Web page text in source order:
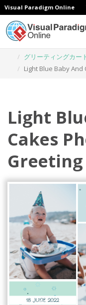
Visual Paradigm Online
グリーティングカー
Light Blue Baby
Light
Cakes
Greeting